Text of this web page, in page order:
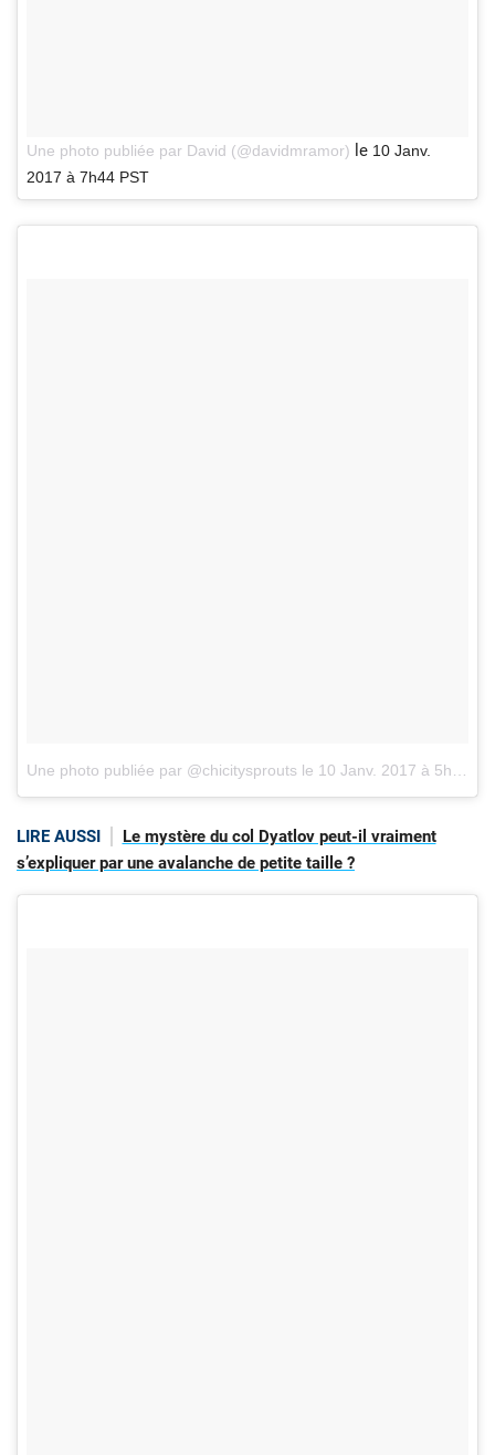
Une photo publiée par David (@davidmramor) le 10 Janv.
2017 à 7h44 PST
Une photo publiée par @chicitysprouts le 10 Janv. 2017 à 5h21 PST
LIRE AUSSI
Le mystère du col Dyatlov peut-il vraiment
s’expliquer par une avalanche de petite taille ?